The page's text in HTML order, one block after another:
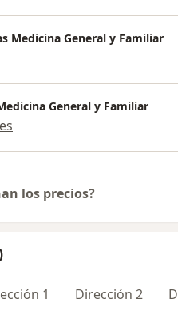
Medicina General y Familiar
General y Familiar
los precios?
1 Dirección 2